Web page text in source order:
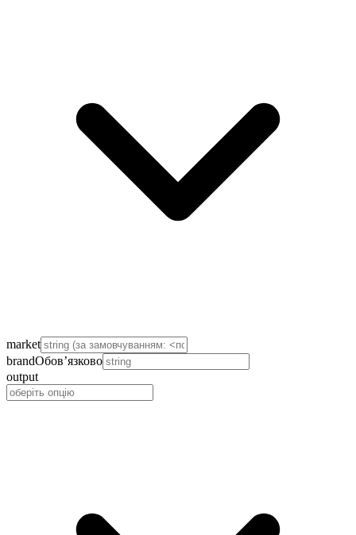
market
brandОбов’язково
output